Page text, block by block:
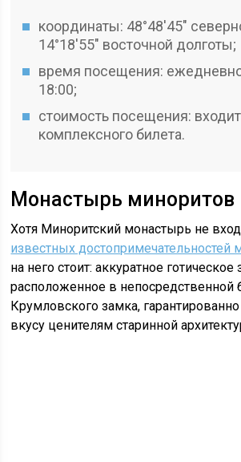
координаты: 48°48′45″
14°18′55″ восточной долготы;
время посещения:
18:00;
стоимость посещения:
комплексного билета.
Монастырь миноритов
Хотя Миноритский монастырь не
известных достопримечательностей
на него стоит: аккуратное готическое
расположенное в непосредственной
Крумловского замка,
вкусу ценителям старинной